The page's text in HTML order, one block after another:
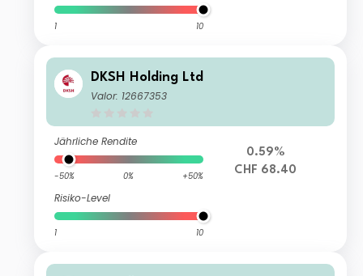
1 10
DKSH Holding Ltd
Valor: 12667353
Jährliche Rendite
-50% 0% +50%
Risiko-Level
1 10
0.59%
CHF 68.40